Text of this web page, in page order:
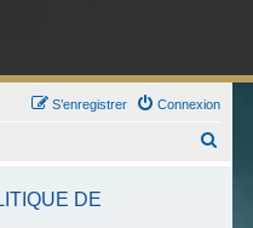
Connexion
S’enregistrer
DE